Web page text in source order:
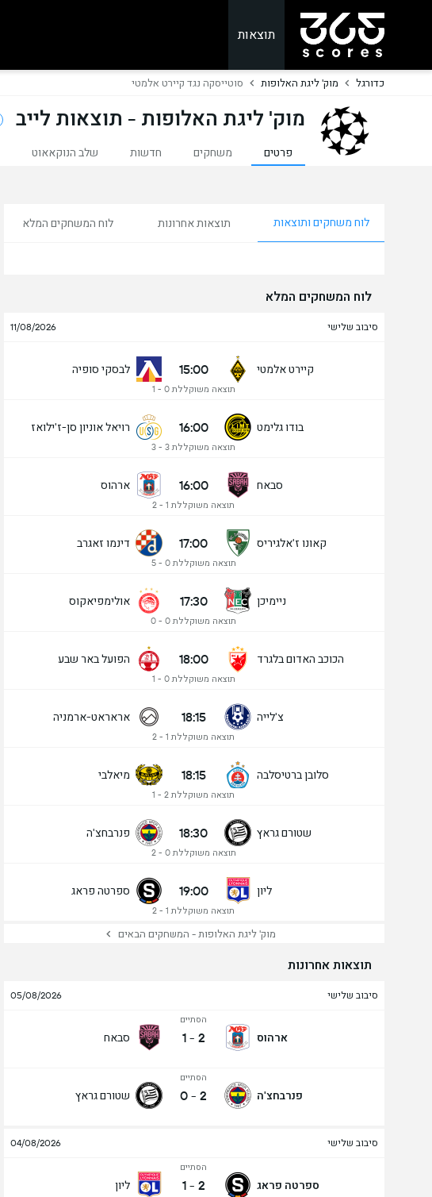
תוצאות
כדורגל מוק' ליגת האלופות סוטייסקה נגד קיירט אלמטי
מוק' ליגת האלופות - תוצאות לייב
פרטים משחקים חדשות שלב הנוקאאוט
לוח משחקים ותוצאות תוצאות אחרונות לוח המשחקים המלא
לוח המשחקים המלא
סיבוב שלישי 11/08/2026
קיירט אלמטי 15:00
תוצאה משוקללת 0 - 1
לבסקי סופיה
בודו גלימט 16:00
תוצאה משוקללת 3 - 3
רויאל אוניון סן-ז'ילואז
סבאח 16:00
תוצאה משוקללת 1 - 2
ארהוס
קאונו ז'אלגיריס 17:00
תוצאה משוקללת 0 - 5
דינמו זאגרב
ניימיכן 17:30
תוצאה משוקללת 0 - 0
אולימפיאקוס
הכוכב האדום בלגרד 18:00
תוצאה משוקללת 0 - 1
הפועל באר שבע
צ'לייה 18:15
תוצאה משוקללת 1 - 2
אראראט-ארמניה
סלובן ברטיסלבה 18:15
תוצאה משוקללת 2 - 1
מיאלבי
שטורם גראץ 18:30
תוצאה משוקללת 0 - 2
פנרבחצ'ה
ליון 19:00
תוצאה משוקללת 1 - 2
ספרטה פראג
מוק' ליגת האלופות - המשחקים הבאים
תוצאות אחרונות
סיבוב שלישי 05/08/2026
ארהוס
הסתיים
2
-
1 סבאח
פנרבחצ'ה
הסתיים
2
-
0 שטורם גראץ
סיבוב שלישי 04/08/2026
ספרטה פראג
הסתיים
2
-
1 ליון מעל/מתחת שערים - 90 דק' (2.5)